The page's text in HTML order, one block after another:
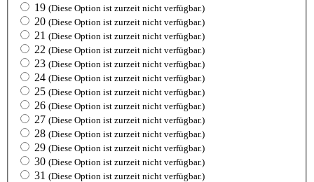
19 (Diese Option ist zurzeit nicht verfügbar.)
20 (Diese Option ist zurzeit nicht verfügbar.)
21 (Diese Option ist zurzeit nicht verfügbar.)
22 (Diese Option ist zurzeit nicht verfügbar.)
23 (Diese Option ist zurzeit nicht verfügbar.)
24 (Diese Option ist zurzeit nicht verfügbar.)
25 (Diese Option ist zurzeit nicht verfügbar.)
26 (Diese Option ist zurzeit nicht verfügbar.)
27 (Diese Option ist zurzeit nicht verfügbar.)
28 (Diese Option ist zurzeit nicht verfügbar.)
29 (Diese Option ist zurzeit nicht verfügbar.)
30 (Diese Option ist zurzeit nicht verfügbar.)
31 (Diese Option ist zurzeit nicht verfügbar.)